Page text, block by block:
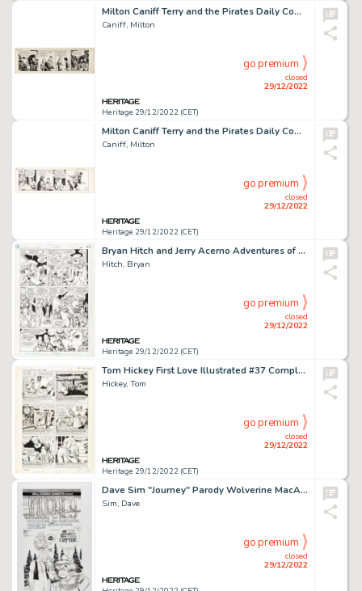
Milton Caniff Terry and the Pirates Daily Comic Strip Original Art dated 2-20-40 (N.Y. News Syndicate, 1940). ...
Caniff, Milton
Heritage 29/12/2022 (CET)
closed
29/12/2022
go premium
Milton Caniff Terry and the Pirates Daily Comic Strip Dragon Lady Original Art dated 2-16-40 (news Syndicate, 1940...
Caniff, Milton
Heritage 29/12/2022 (CET)
closed
29/12/2022
go premium
Bryan Hitch and Jerry Acerno Adventures of Superman Annual #3 Story Page 44 Original Art (DC, 1991)....
Hitch, Bryan
Heritage 29/12/2022 (CET)
closed
29/12/2022
go premium
Tom Hickey First Love Illustrated #37 Complete 1-Page Story Original Art (Harvey, 1954)....
Hickey, Tom
Heritage 29/12/2022 (CET)
closed
29/12/2022
go premium
Dave Sim "Journey" Parody Wolverine MacAlistaire and Cerebus Illustration Original Art (2022)....
Sim, Dave
closed
29/12/2022
go premium